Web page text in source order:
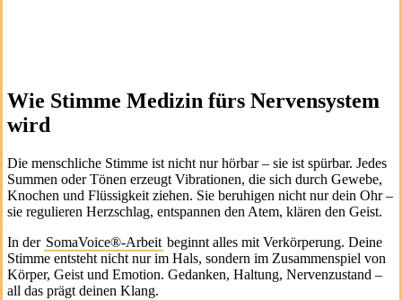
Wie Stimme Medizin fürs Nervensystem
wird
Die menschliche Stimme ist nicht nur hörbar – sie ist spürbar. Jedes
Summen oder Tönen erzeugt Vibrationen, die sich durch Gewebe,
Knochen und Flüssigkeit ziehen. Sie beruhigen nicht nur dein Ohr –
sie regulieren Herzschlag, entspannen den Atem, klären den Geist.
In der SomaVoice®-Arbeit beginnt alles mit Verkörperung. Deine
Stimme entsteht nicht nur im Hals, sondern im Zusammenspiel von
Körper, Geist und Emotion. Gedanken, Haltung, Nervenzustand –
all das prägt deinen Klang.